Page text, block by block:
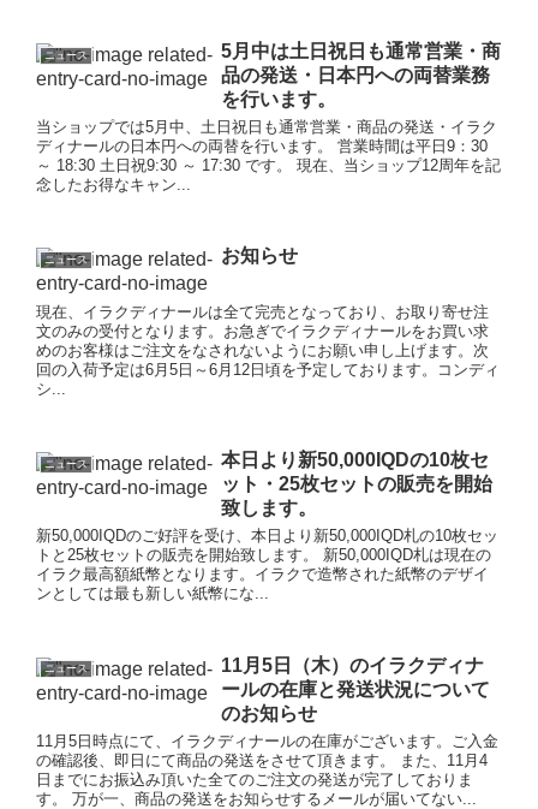
ニュース
5月中は土日祝日も通常営業・商
品の発送・日本円への両替業務
を行います。
当ショップでは5月中、土日祝日も通常営業・商品の発送・イラク
ディナールの日本円への両替を行います。 営業時間は平日9：30
～ 18:30 土日祝9:30 ～ 17:30 です。 現在、当ショップ12周年を記
念したお得なキャン...
ニュース お知らせ
現在、イラクディナールは全て完売となっており、お取り寄せ注
文のみの受付となります。お急ぎでイラクディナールをお買い求
めのお客様はご注文をなされないようにお願い申し上げます。次
回の入荷予定は6月5日～6月12日頃を予定しております。コンディ
シ...
ニュース
本日より新50,000IQDの10枚セ
ット・25枚セットの販売を開始
致します。
新50,000IQDのご好評を受け、本日より新50,000IQD札の10枚セッ
トと25枚セットの販売を開始致します。 新50,000IQD札は現在の
イラク最高額紙幣となります。イラクで造幣された紙幣のデザイ
ンとしては最も新しい紙幣にな...
ニュース
11月5日（木）のイラクディナ
ールの在庫と発送状況について
のお知らせ
11月5日時点にて、イラクディナールの在庫がございます。ご入金
の確認後、即日にて商品の発送をさせて頂きます。 また、11月4
日までにお振込み頂いた全てのご注文の発送が完了しておりま
す。 万が一、商品の発送をお知らせするメールが届いてない...